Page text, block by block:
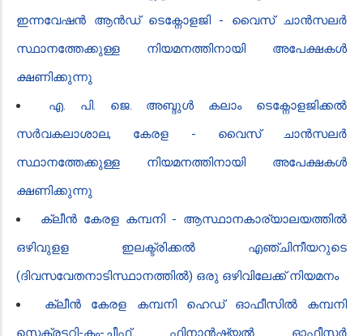
ഇന്നവേഷൻ ആൻഡ് ടെക്നോളജി - വൈസ് ചാൻസലർ
സ്ഥാനത്തേക്കുള്ള നിയമനത്തിനായി അപേക്ഷകൾ
ക്ഷണിക്കുന്നു
എ. പി. ജെ. അബ്ദുൾ കലാം ടെക്നോളജിക്കൽ
സർവകലാശാല, കേരള - വൈസ് ചാൻസലർ
സ്ഥാനത്തേക്കുള്ള നിയമനത്തിനായി അപേക്ഷകൾ
ക്ഷണിക്കുന്നു
ക്ലീൻ‍ കേരള കമ്പനി - ആസ്ഥാനകാര്യാലയത്തിൽ
ഒഴിവുളള ഇലക്ട്രിക്കൽ എഞ്ചിനീയറുടെ
(ദിവസവേതനാടിസ്ഥാനത്തിൽ) ഒരു ഒഴിവിലേക്ക് നിയമനം
ക്ലീൻ കേരള കമ്പനി ഹെഡ് ഓഫീസിൽ കമ്പനി
സെക്രട്ടറി-കം-ചീഫ് ഫിനാൻഷ്യൽ ഓഫീസർ